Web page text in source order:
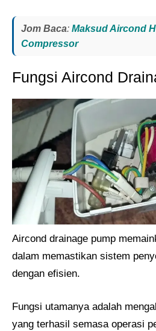
Jom Baca: Maksud Aircond
Compressor​
Fungsi Aircond
Aircond drainage pump
dalam memastikan sistem
dengan efisien.
Fungsi utamanya adalah
yang terhasil semasa operasi